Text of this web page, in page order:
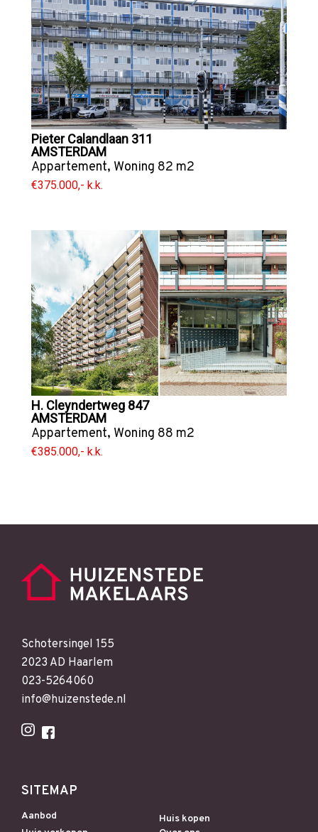
Pieter Calandlaan 311
AMSTERDAM
Appartement, Woning 82 m2
€375.000,- k.k.
H. Cleyndertweg 847
AMSTERDAM
Appartement, Woning 88 m2
€385.000,- k.k.
Schotersingel 155
2023 AD Haarlem
023-5264060
info@huizenstede.nl
SITEMAP
Aanbod
Huis kopen